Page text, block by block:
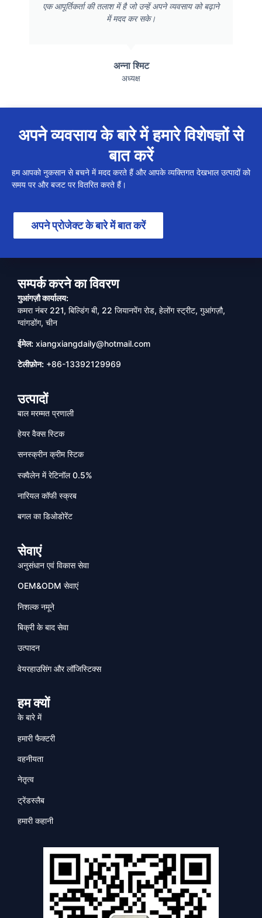
एक आपूर्तिकर्ता की तलाश में है जो उन्हें अपने व्यवसाय को बढ़ाने
में मदद कर सके।
अन्ना श्मिट
अध्यक्ष
अपने व्यवसाय के बारे में हमारे विशेषज्ञों से
बात करें
हम आपको नुकसान से बचने में मदद करते हैं और आपके व्यक्तिगत देखभाल उत्पादों को
समय पर और बजट पर वितरित करते हैं।
अपने प्रोजेक्ट के बारे में बात करें
सम्पर्क करने का विवरण
गुआंगज़ौ कार्यालय:
कमरा नंबर 221, बिल्डिंग बी, 22 जियानपेंग रोड, हेलोंग स्ट्रीट, गुआंगज़ौ,
ग्वांगडोंग, चीन
ईमेल: xiangxiangdaily@hotmail.com
टेलीफ़ोन: +86-13392129969
उत्पादों
बाल मरम्मत प्रणाली
हेयर वैक्स स्टिक
सनस्क्रीन क्रीम स्टिक
स्क्वैलेन में रेटिनॉल 0.5%
नारियल कॉफी स्क्रब
बगल का डिओडोरेंट
सेवाएं
अनुसंधान एवं विकास सेवा
OEM&ODM सेवाएं
निशल्क नमूने
बिक्री के बाद सेवा
उत्पादन
वेयरहाउसिंग और लॉजिस्टिक्स
हम क्यों
के बारे में
हमारी फैक्टरी
वहनीयता
नेतृत्व
ट्रेंडस्लैब
हमारी कहानी